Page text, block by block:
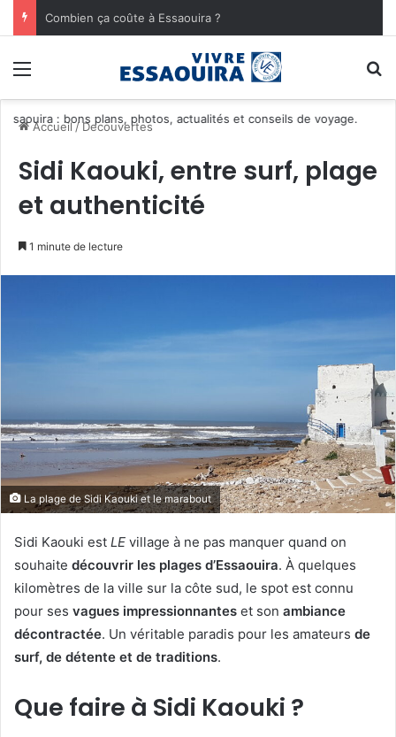
Combien ça coûte à Essaouira ?
: bons plans, photos, actualités et conseils de voyage.
Accueil/Decouvertes
Sidi Kaouki, entre surf, plage
et authenticité
1 minute de lecture
La plage de Sidi Kaouki et le marabout
Sidi Kaouki est LE village à ne pas manquer quand on
souhaite découvrir les plages d’Essaouira. À quelques
kilomètres de la ville sur la côte sud, le spot est connu
pour ses vagues impressionnantes et son ambiance
décontractée. Un véritable paradis pour les amateurs de
surf, de détente et de traditions.
Que faire à Sidi Kaouki ?